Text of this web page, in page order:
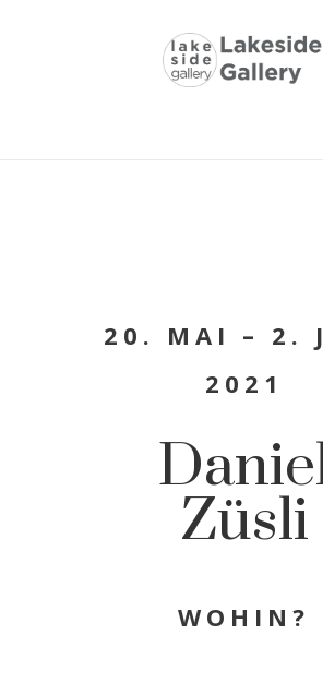
20. MAI – 2.
2021
Züsli
WOHIN?